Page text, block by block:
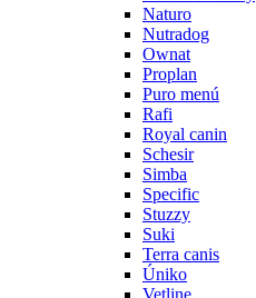
Naturo
Nutradog
Ownat
Proplan
Puro menú
Rafi
Royal canin
Schesir
Simba
Specific
Stuzzy
Suki
Terra canis
Úniko
Vetline